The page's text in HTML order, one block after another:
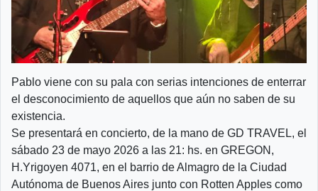
Pablo viene con su pala con serias intenciones de enterrar
el desconocimiento de aquellos que aún no saben de su
existencia.
Se presentará en concierto, de la mano de GD TRAVEL, el
sábado 23 de mayo 2026 a las 21: hs. en GREGON,
H.Yrigoyen 4071, en el barrio de Almagro de la Ciudad
Autónoma de Buenos Aires junto con Rotten Apples como